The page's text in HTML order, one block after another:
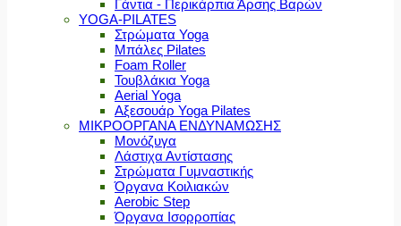
Γάντια - Περικάρπια Άρσης Βαρών
YOGA-PILATES
Στρώματα Yoga
Μπάλες Pilates
Foam Roller
Τουβλάκια Yoga
Aerial Yoga
Αξεσουάρ Yoga Pilates
ΜΙΚΡΟΟΡΓΑΝΑ ΕΝΔΥΝΑΜΩΣΗΣ
Μονόζυγα
Λάστιχα Αντίστασης
Στρώματα Γυμναστικής
Όργανα Κοιλιακών
Aerobic Step
Όργανα Ισορροπίας